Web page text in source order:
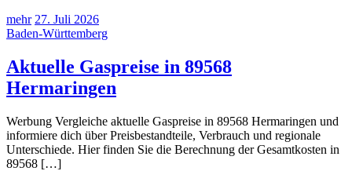
mehr 27. Juli 2026
Baden-Württemberg
Aktuelle Gaspreise in 89568
Hermaringen
Werbung Vergleiche aktuelle Gaspreise in 89568 Hermaringen und
informiere dich über Preisbestandteile, Verbrauch und regionale
Unterschiede. Hier finden Sie die Berechnung der Gesamtkosten in
89568 […]